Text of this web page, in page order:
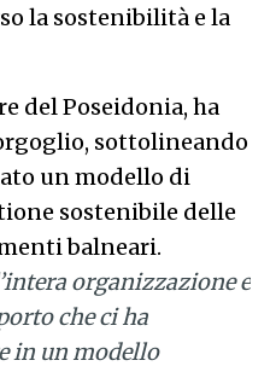
la sostenibilità e la
del Poseidonia, ha
sottolineando
un modello di
sostenibile delle
balneari.
organizzazione e
che ci ha
in un modello